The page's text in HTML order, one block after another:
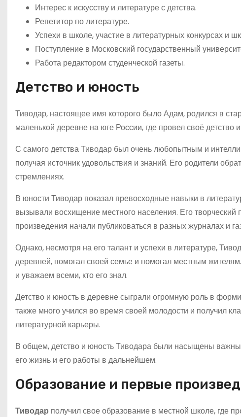
Интерес к искусству и литературе с детства.
Репетитор по литературе.
Успехи в школе, участие в литературных конкурсах и
Поступление в Московский государственный
Работа редактором студенческой газеты.
Детство и юность
Тиводар, настоящее имя которого было Адам, родился в
маленькой деревне на юге России, где провел своё детство
С самого детства Тиводар был очень любопытным и
получая источник удовольствия и знаний. Его родители
стремлениях.
В юности Тиводар показал превосходные навыки в
вызывали восхищение местного населения. Его
произведения начали публиковаться в разных журналах и
Однако, несмотря на его талант и успехи в литературе,
деревней, помогал своей семье и помогал местным
и уважаем всеми, кто его знал.
Детство и юность в деревне сыграли огромную роль в
также много учился во время своей молодости и получил
литературной карьеры.
В общем, детство и юность Тиводара были насыщены
его жизнь и его работы в дальнейшем.
Образование и первые
Тиводар получил свое образование в местной школе, где